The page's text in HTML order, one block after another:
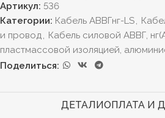
Артикул: 536
Категории: Кабель АВВГнг-LS,
и провод, Кабель силовой АВВГ,
пластмассовой изоляцией,
Поделиться:
ДЕТАЛИОПЛАТА И